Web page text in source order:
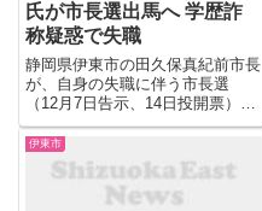
氏が市長選出馬へ 学歴詐
称疑惑で失職
静岡県伊東市の田久保真紀前市長
が、自身の失職に伴う市長選
（12月7日告示、14日投開票）に
立候補する意向を固めた。毎日新
聞の取材に「市民に意見を聞きな
がら進退を考えてきた」と述べ
た。来週記者会見を開き、正式表
明する。 田久保氏は5月の市長
伊東市